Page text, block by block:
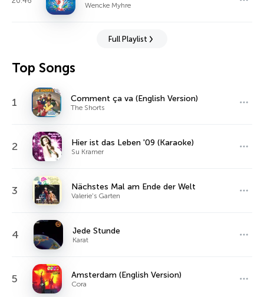
Wencke Myhre
Full Playlist
Top Songs
1 Comment ça va (English Version)
The Shorts
2 Hier ist das Leben '09 (Karaoke)
Su Kramer
3 Nächstes Mal am Ende der Welt
Valerie's Garten
4 Jede Stunde
Karat
5 Amsterdam (English Version)
Cora